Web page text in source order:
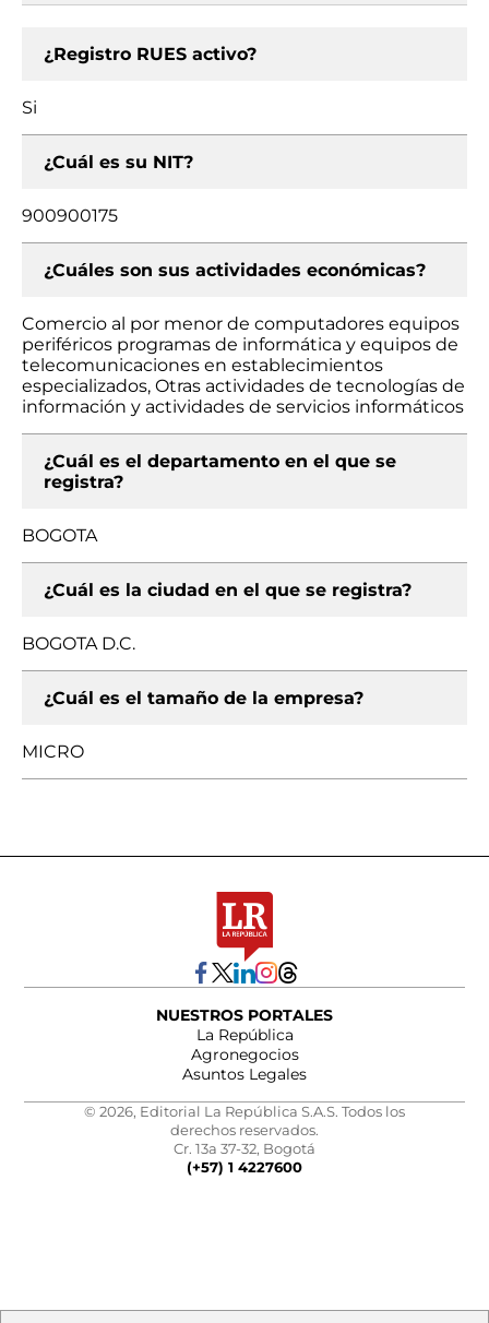
¿Registro RUES activo?
Si
¿Cuál es su NIT?
900900175
¿Cuáles son sus actividades económicas?
Comercio al por menor de computadores equipos
periféricos programas de informática y equipos de
telecomunicaciones en establecimientos
especializados, Otras actividades de tecnologías de
información y actividades de servicios informáticos
¿Cuál es el departamento en el que se
registra?
BOGOTA
¿Cuál es la ciudad en el que se registra?
BOGOTA D.C.
¿Cuál es el tamaño de la empresa?
MICRO
NUESTROS PORTALES
La República
Agronegocios
Asuntos Legales
© 2026, Editorial La República S.A.S. Todos los
derechos reservados.
Cr. 13a 37-32, Bogotá
(+57) 1 4227600